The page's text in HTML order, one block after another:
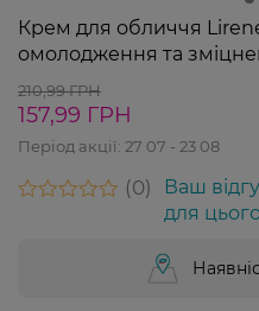
Крем для обличчя
омолодження та
210,99 ГРН
157,99 ГРН
Період акції: 27 07 - 23 08
0
Ваш
для